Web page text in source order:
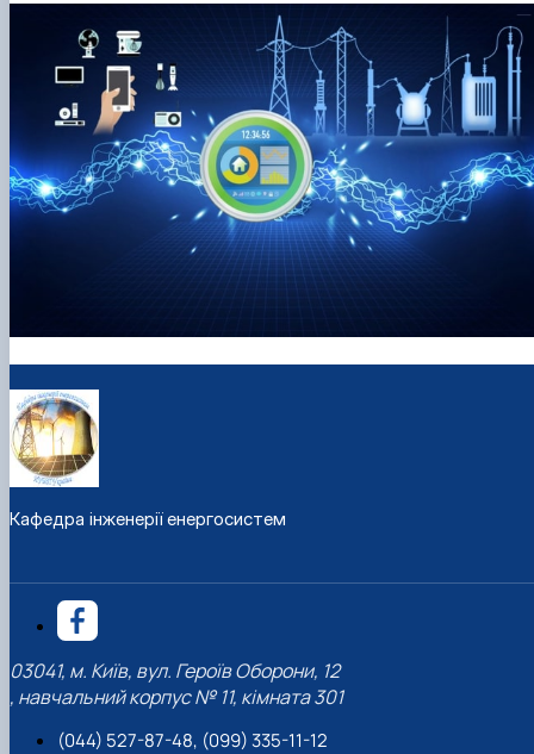
Кафедра інженерії енергосистем
03041, м. Київ, вул. Героїв Оборони, 12
, навчальний корпус № 11, кімната 301
(044) 527-87-48, (099) 335-11-12